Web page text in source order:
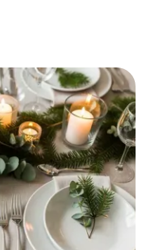
feestviering. Hier
worden
Een doordacht
een gewone
die je gasten